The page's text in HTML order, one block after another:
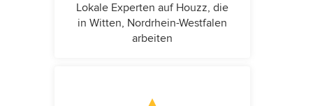
Lokale Experten auf Houzz, die
in Witten, Nordrhein-Westfalen
arbeiten